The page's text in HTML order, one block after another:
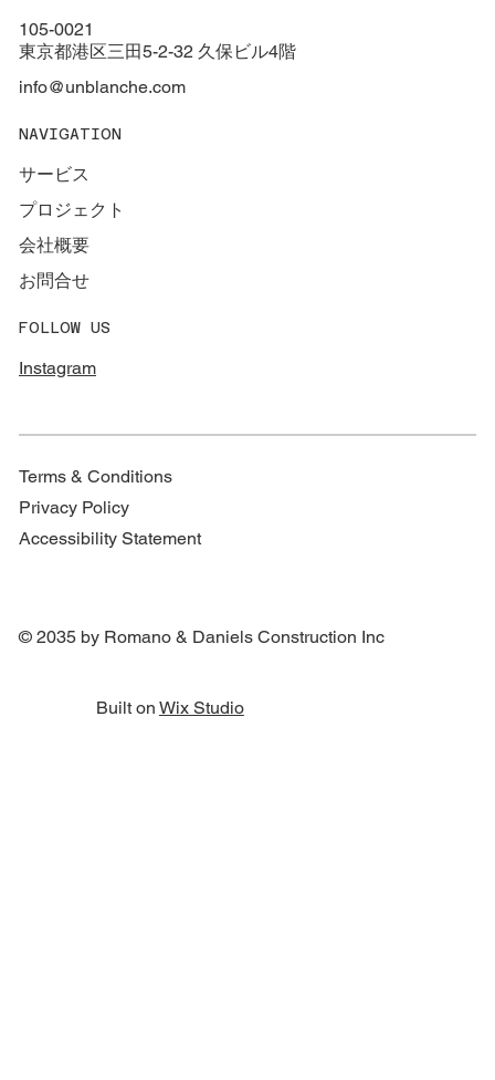
は日々のレッスンから
105-0021
東京都港区三田5-2-32 久保ビル4階
info@unblanche.com
NAVIGATION
サービス
プロジェクト
会社概要
お問合せ
FOLLOW US
Instagram
Terms & Conditions
Privacy Policy
Accessibility Statement
© 2035 by Romano & Daniels Construction Inc
Built on Wix Studio